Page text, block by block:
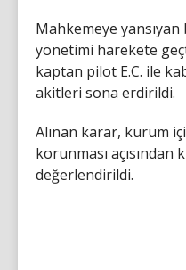
Mahkemeye yansıyan
yönetimi harekete
kaptan pilot E.C. ile
akitleri sona erdirildi.
Alınan karar, kurum
korunması
değerlendirildi.